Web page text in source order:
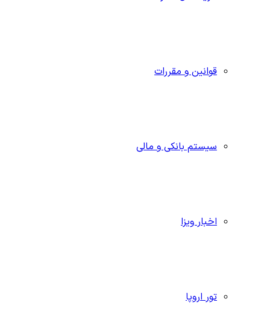
قوانین و مقررات
سیستم بانکی و مالی
اخبار ویزا
تور اروپا